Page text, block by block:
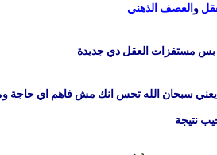
والعصف الذهني
بس مستفزات العقل دي جديدة
يعني سبحان الله تحس انك مش فاهم اي حاجة
نتيجة